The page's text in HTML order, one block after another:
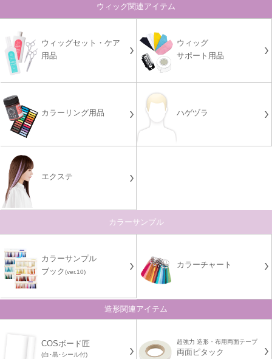
ウィッグ関連アイテム
ウィッグセット・ケア
用品
ウィッグ
サポート用品
カラーリング用品 ハゲヅラ
エクステ
カラーサンプル
カラーサンプル
ブック(ver.10)
カラーチャート
造形関連アイテム
COSボード匠
(白･黒･シール付)
超強力 造形・布用両面テープ
両面ピタック